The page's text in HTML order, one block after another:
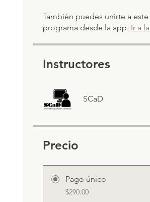
También puedes unirte a este
programa desde la app. Ir a
Instructores
SCaD
Precio
Pago único
$290.00